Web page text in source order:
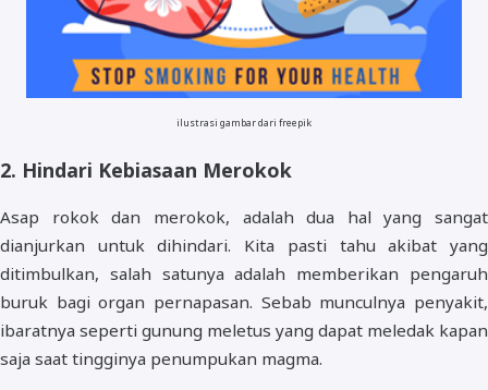
ilustrasi gambar dari freepik
2. Hindari Kebiasaan Merokok
Asap rokok dan merokok, adalah dua hal yang sangat
dianjurkan untuk dihindari. Kita pasti tahu akibat yang
ditimbulkan, salah satunya adalah memberikan pengaruh
buruk bagi organ pernapasan. Sebab munculnya penyakit,
ibaratnya seperti gunung meletus yang dapat meledak kapan
saja saat tingginya penumpukan magma.